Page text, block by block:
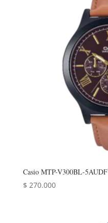
Casio MTP-V300BL-5AUDF
$ 270.000